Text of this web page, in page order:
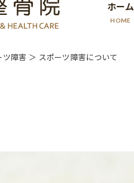
ホーム
HOME
ツ障害 ＞ スポーツ障害について